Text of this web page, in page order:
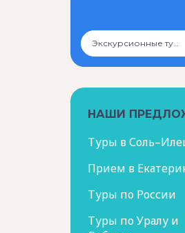
Экскурсионные туры
НАШИ
Туры в
Прием в
Туры по России
Туры по Уралу и